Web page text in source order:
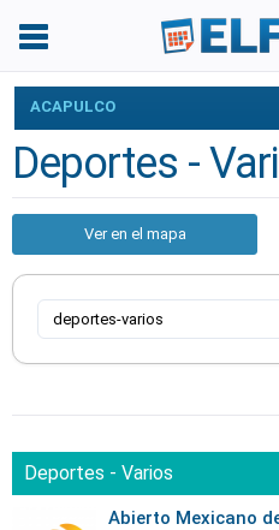
ACAPULCO
Deportes -
Ver en el mapa
deportes-varios
Deportes - Varios
Abierto Mexicano